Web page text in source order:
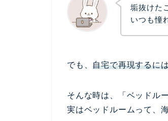
垢抜けた
いつも憧
でも、自宅で再現するに
そんな時は、 「ベッドル
実はベッドルームって、